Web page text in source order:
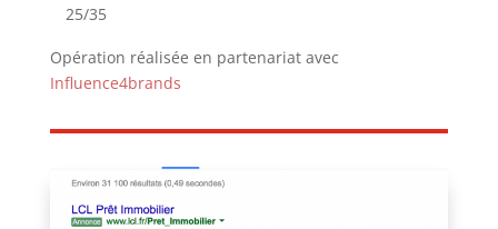
25/35
Opération réalisée en partenariat avec
Influence4brands